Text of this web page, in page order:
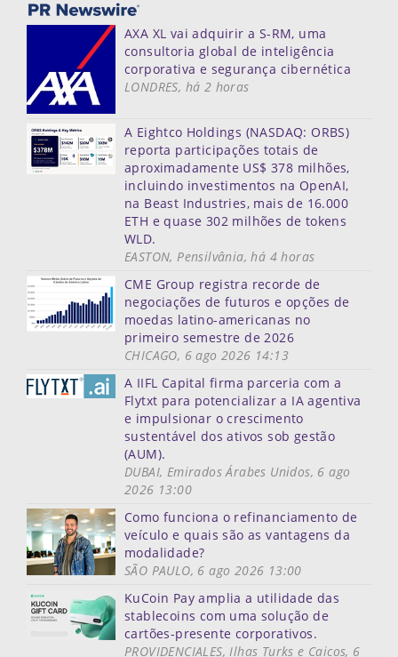
AXA XL vai adquirir a S-RM, uma
consultoria global de inteligência
corporativa e segurança cibernética
LONDRES, há 2 horas
A Eightco Holdings (NASDAQ: ORBS)
reporta participações totais de
aproximadamente US$ 378 milhões,
incluindo investimentos na OpenAI,
na Beast Industries, mais de 16.000
ETH e quase 302 milhões de tokens
WLD.
EASTON, Pensilvânia, há 4 horas
CME Group registra recorde de
negociações de futuros e opções de
moedas latino-americanas no
primeiro semestre de 2026
CHICAGO, 6 ago 2026 14:13
A IIFL Capital firma parceria com a
Flytxt para potencializar a IA agentiva
e impulsionar o crescimento
sustentável dos ativos sob gestão
(AUM).
DUBAI, Emirados Árabes Unidos, 6 ago
2026 13:00
Como funciona o refinanciamento de
veículo e quais são as vantagens da
modalidade?
SÃO PAULO, 6 ago 2026 13:00
KuCoin Pay amplia a utilidade das
stablecoins com uma solução de
cartões-presente corporativos.
PROVIDENCIALES, Ilhas Turks e Caicos, 6